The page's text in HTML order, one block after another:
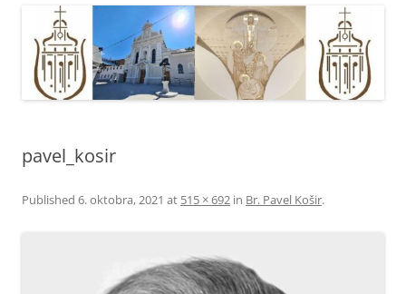
pavel_kosir
Published 6. oktobra, 2021 at 515 × 692 in Br. Pavel Košir.